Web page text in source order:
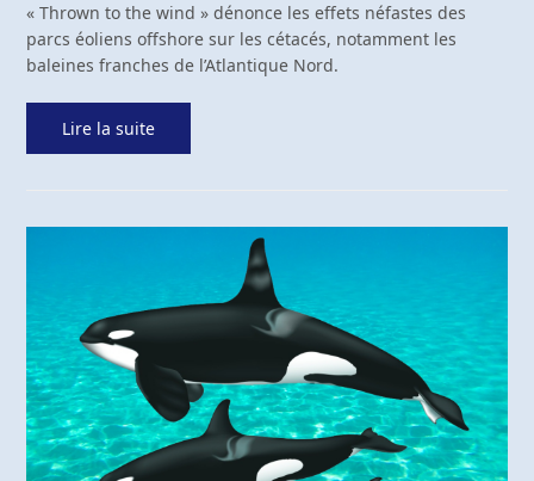
« Thrown to the wind » dénonce les effets néfastes des
parcs éoliens offshore sur les cétacés, notamment les
baleines franches de l’Atlantique Nord.
Lire la suite